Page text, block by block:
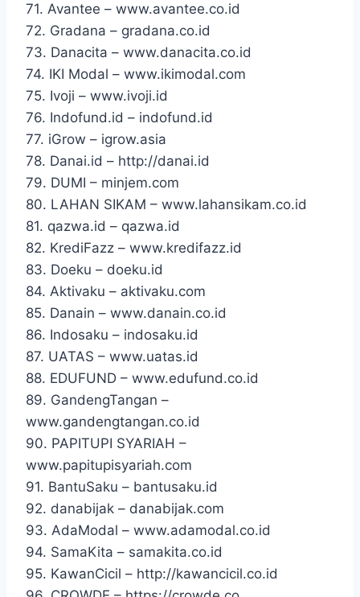
71. Avantee – www.avantee.co.id
72. Gradana – gradana.co.id
73. Danacita – www.danacita.co.id
74. IKI Modal – www.ikimodal.com
75. Ivoji – www.ivoji.id
76. Indofund.id – indofund.id
77. iGrow – igrow.asia
78. Danai.id – http://danai.id
79. DUMI – minjem.com
80. LAHAN SIKAM – www.lahansikam.co.id
81. qazwa.id – qazwa.id
82. KrediFazz – www.kredifazz.id
83. Doeku – doeku.id
84. Aktivaku – aktivaku.com
85. Danain – www.danain.co.id
86. Indosaku – indosaku.id
87. UATAS – www.uatas.id
88. EDUFUND – www.edufund.co.id
89. GandengTangan –
www.gandengtangan.co.id
90. PAPITUPI SYARIAH –
www.papitupisyariah.com
91. BantuSaku – bantusaku.id
92. danabijak – danabijak.com
93. AdaModal – www.adamodal.co.id
94. SamaKita – samakita.co.id
95. KawanCicil – http://kawancicil.co.id